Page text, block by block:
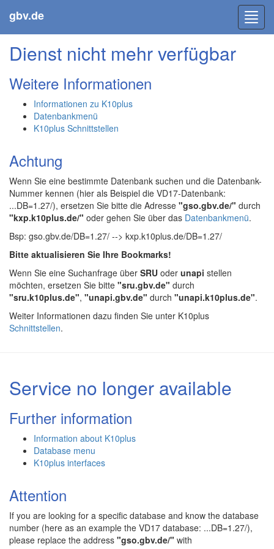
gbv.de
Dienst nicht mehr verfügbar
Weitere Informationen
Informationen zu K10plus
Datenbankmenü
K10plus Schnittstellen
Achtung
Wenn Sie eine bestimmte Datenbank suchen und die Datenbank-
Nummer kennen (hier als Beispiel die VD17-Datenbank:
...DB=1.27/), ersetzen Sie bitte die Adresse "gso.gbv.de/" durch
"kxp.k10plus.de/" oder gehen Sie über das Datenbankmenü.
Bsp: gso.gbv.de/DB=1.27/ --> kxp.k10plus.de/DB=1.27/
Bitte aktualisieren Sie Ihre Bookmarks!
Wenn Sie eine Suchanfrage über SRU oder unapi stellen
möchten, ersetzen Sie bitte "sru.gbv.de" durch
"sru.k10plus.de", "unapi.gbv.de" durch "unapi.k10plus.de".
Weiter Informationen dazu finden Sie unter K10plus
Schnittstellen.
Service no longer available
Further information
Information about K10plus
Database menu
K10plus interfaces
Attention
If you are looking for a specific database and know the database
number (here as an example the VD17 database: ...DB=1.27/),
please replace the address "gso.gbv.de/" with